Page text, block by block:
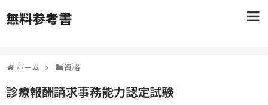
無料参考書
ホーム 資格
診療報酬請求事務能力認定試験